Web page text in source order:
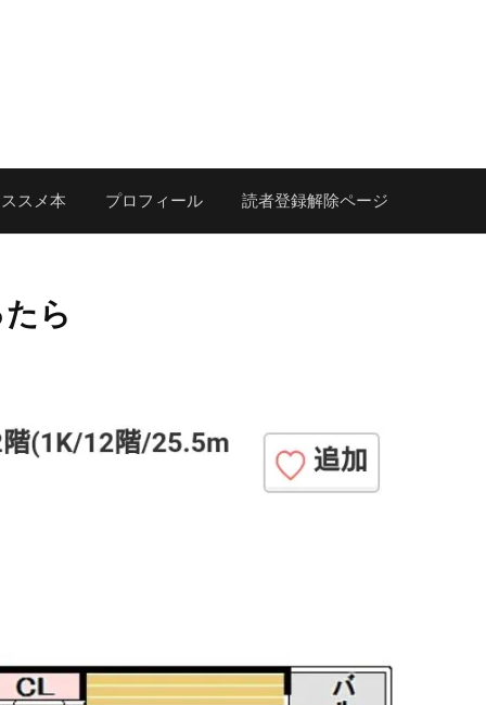
スメ本 プロフィール 読者登録解除ページ
ら